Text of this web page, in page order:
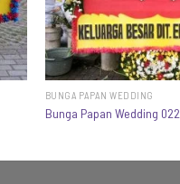
BUNGA PAPAN WEDDING
Bunga Papan Wedding 022